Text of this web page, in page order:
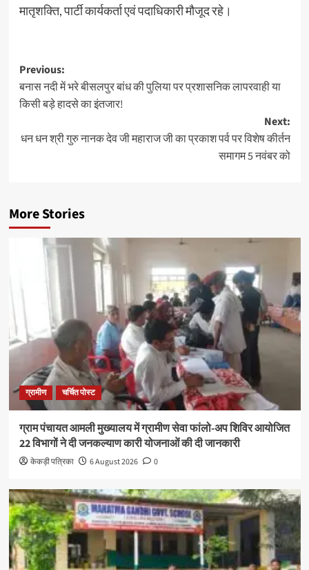
मातृशक्ति, पार्टी कार्यकर्ता एवं पदाधिकारी मौजूद रहे।
Previous:
बनास नदी में भरे बीसलपुर बांध की पुलिया पर प्रशासनिक लापरवाही या
किसी बड़े हादसे का इंतजार!
Next:
धन धन श्री गुरु नानक देव जी महाराज जी का प्रकाश पर्व पर विशेष कीर्तन
समागम 5 नवंबर को
More Stories
ग्रामीण चर्चित पोस्ट
ग्राम पंचायत आमली मुख्यालय में ग्रामीण सेवा फांलो-अप शिविर आयोजित
22 विभागों ने दी जनकल्याण कारी योजनाओं की दी जानकारी
केकड़ी पत्रिका 6 August 2026 0